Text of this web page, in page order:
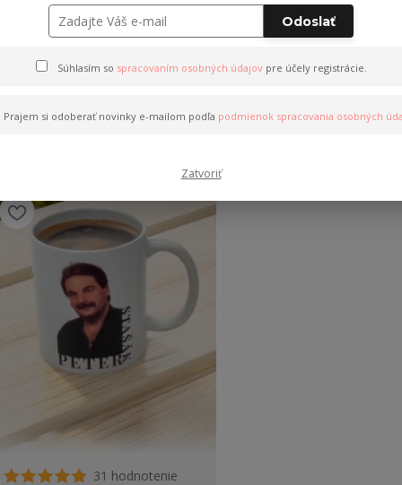
a šálky
31 hodnotenie
Odoslať
Súhlasím so spracovaním osobných údajovpre účely registrácie.
Prajem si odoberať novinky e-mailom podľa podmienok spracovania osobných
Zatvoriť